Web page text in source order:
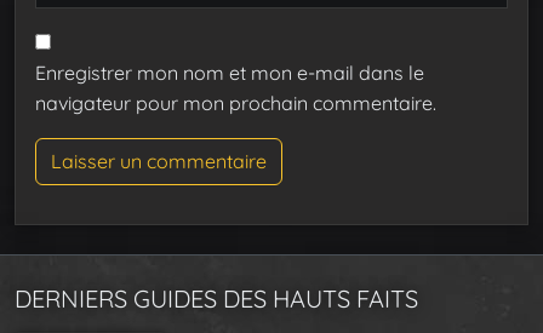
Enregistrer mon nom et mon e-mail dans le
navigateur pour mon prochain commentaire.
DERNIERS GUIDES DES HAUTS FAITS